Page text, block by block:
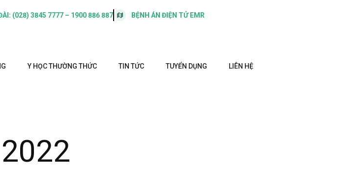
(028) 3845 7777 – 1900 886 887 BỆNH ÁN ĐIỆN TỬ EMR
Y HỌC THƯỜNG THỨC TIN TỨC TUYỂN DỤNG LIÊN HỆ